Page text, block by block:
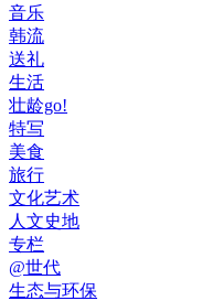
音乐
韩流
送礼
生活
壮龄go!
特写
美食
旅行
文化艺术
人文史地
专栏
@世代
生态与环保